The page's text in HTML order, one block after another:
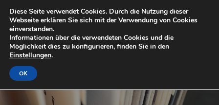
Diese Seite verwendet Cookies. Durch die Nutzung dieser
Webseite erklären Sie sich mit der Verwendung von Cookies
einverstanden.
Informationen über die verwendeten Cookies und die
Möglichkeit dies zu konfigurieren, finden Sie in den
Einstellungen.
OK